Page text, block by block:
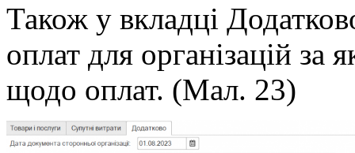
Також у вкладці
оплат для організацій за
щодо оплат. (Мал. 23)